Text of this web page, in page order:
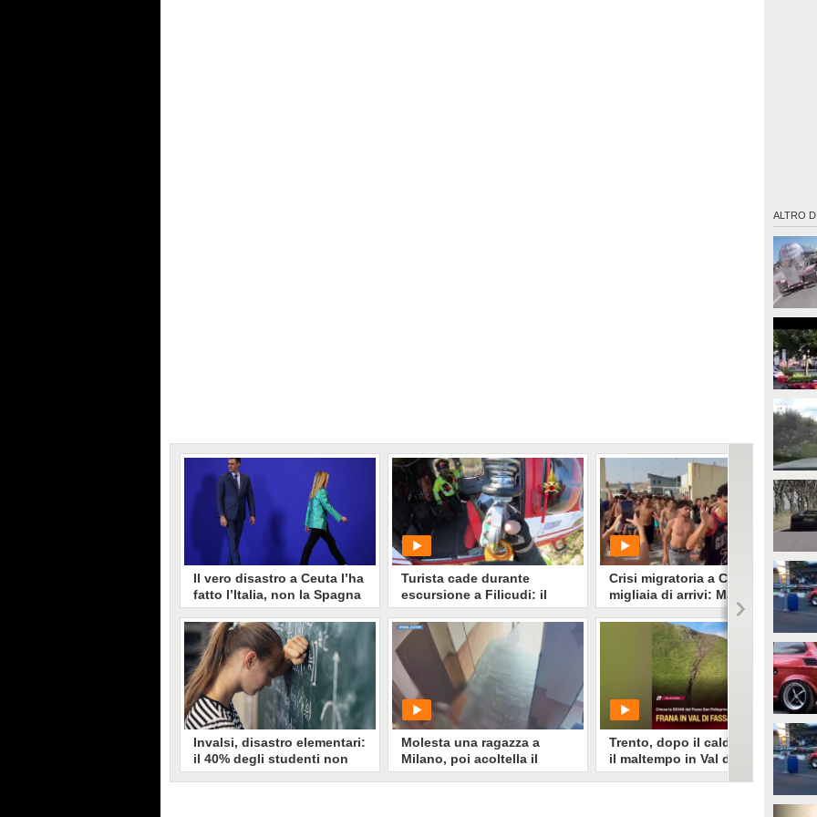
ALTRO DI
Il vero disastro a Ceuta l’ha
fatto l’Italia, non la Spagna
I ministri dell'interno europei,
Piantedosi compreso, danno la
loro solidarietà alla Spagna e
certificano l'operato corretto di
Sanchez a Ceuta. Ma allora la vera
anomalia della vicenda Ceuta è
una sola: perché l'Italia ha
sospeso il trattato di Schengen con
Madrid?
Invalsi, disastro elementari:
il 40% degli studenti non
ha conoscenze base in
Turista cade durante
escursione a Filicudi: il
video del salvataggio dei
vigili del fuoco
PLAY
23 • diCronaca
Molesta una ragazza a
Milano, poi acoltella il
portinaio che aveva difeso
Crisi migratoria a Ceuta,
migliaia di arrivi: Madrid
schiera l'esercito
PLAY
2886• diCronaca
Trento, dopo il caldo arriva
il maltempo in Val di Fassa:
frana e danni alla viabilità